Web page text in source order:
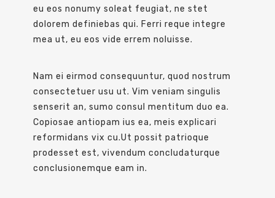
eu eos nonumy soleat feugiat, ne stet
dolorem definiebas qui. Ferri reque integre
mea ut, eu eos vide errem noluisse.
Nam ei eirmod consequuntur, quod nostrum
consectetuer usu ut. Vim veniam singulis
senserit an, sumo consul mentitum duo ea.
Copiosae antiopam ius ea, meis explicari
reformidans vix cu.Ut possit patrioque
prodesset est, vivendum concludaturque
conclusionemque eam in.